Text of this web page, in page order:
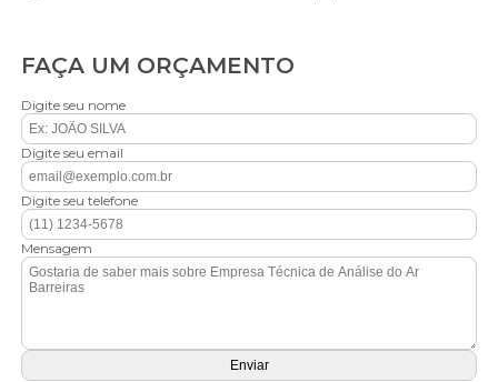
FAÇA UM ORÇAMENTO
Digite seu nome
Digite seu email
Digite seu telefone
Mensagem